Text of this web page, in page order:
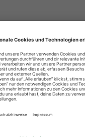
Einstellungen